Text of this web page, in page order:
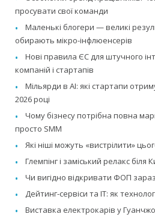
просувати свої команди
Маленькі блогери — великі
обирають мікро-інфлюенсерів
Нові правила ЄС для штучного
компаній і стартапів
Мільярди в AI: які стартапи
2026 році
Чому бізнесу потрібна повна
просто SMM
Які ніші можуть «вистрілити»
Глемпінг і заміський релакс біля
Чи вигідно відкривати ФОП
Дейтинг-сервіси та IT: як
Виставка електрокарів у